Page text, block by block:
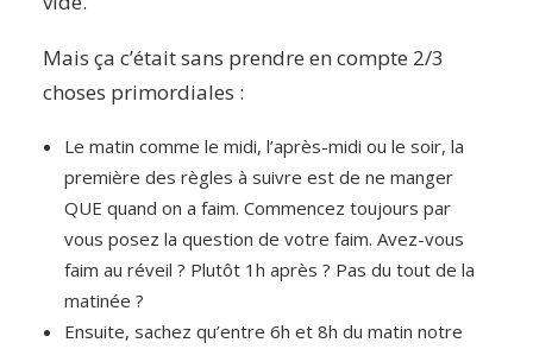
Mais ça c’était sans prendre en compte 2/3
choses primordiales :
Le matin comme le midi, l’après-midi ou le soir, la
première des règles à suivre est de ne manger
QUE quand on a faim. Commencez toujours par
vous posez la question de votre faim. Avez-vous
faim au réveil ? Plutôt 1h après ? Pas du tout de la
matinée ?
Ensuite, sachez qu’entre 6h et 8h du matin notre